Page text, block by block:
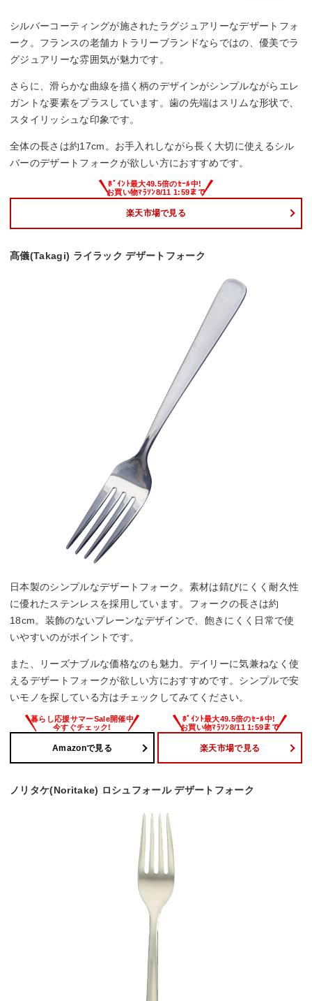
シルバーコーティングが施されたラグジュアリーなデザートフォ
ーク。フランスの老舗カトラリーブランドならではの、優美でラ
グジュアリーな雰囲気が魅力です。
さらに、滑らかな曲線を描く柄のデザインがシンプルながらエレ
ガントな要素をプラスしています。歯の先端はスリムな形状で、
スタイリッシュな印象です。
全体の長さは約17cm。お手入れしながら長く大切に使えるシル
バーのデザートフォークが欲しい方におすすめです。
楽天市場で見る
髙儀(Takagi) ライラック デザートフォーク
日本製のシンプルなデザートフォーク。素材は錆びにくく耐久性
に優れたステンレスを採用しています。フォークの長さは約
18cm。装飾のないプレーンなデザインで、飽きにくく日常で使
いやすいのがポイントです。
また、リーズナブルな価格なのも魅力。デイリーに気兼ねなく使
えるデザートフォークが欲しい方におすすめです。シンプルで安
いモノを探している方はチェックしてみてください。
Amazonで見る 楽天市場で見る
ノリタケ(Noritake) ロシュフォール デザートフォーク